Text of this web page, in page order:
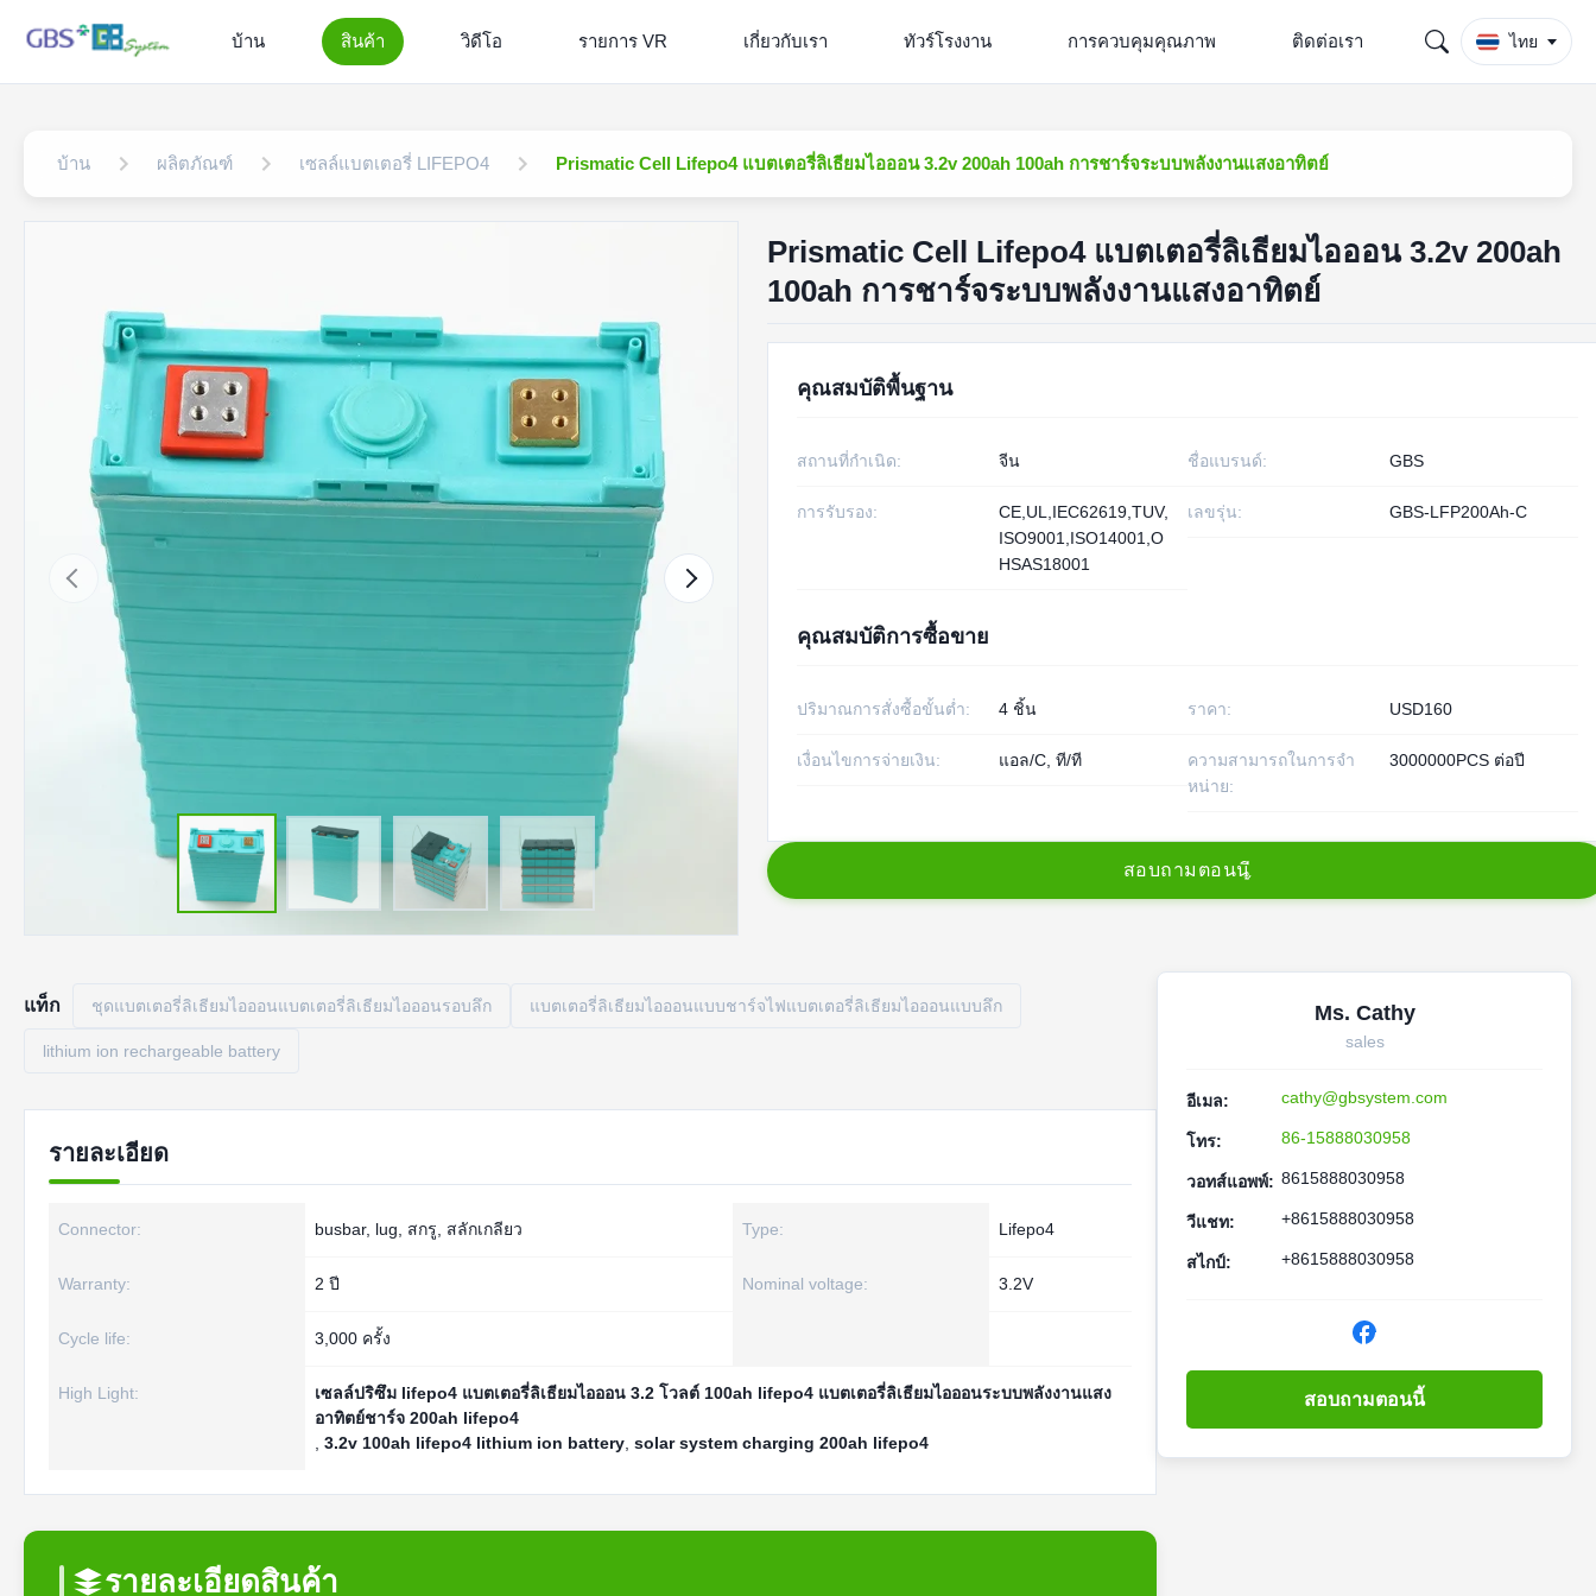
บ้าน สินค้า วิดีโอ รายการ VR เกี่ยวกับเรา ทัวร์โรงงาน การควบคุมคุณภาพ ติดต่อเรา ไทย
บ้าน ผลิตภัณฑ์ เซลล์แบตเตอรี่ LIFEPO4 Prismatic Cell Lifepo4 แบตเตอรี่ลิเธียมไอออน 3.2v 200ah 100ah การชาร์จระบบพลังงานแสงอาทิตย์
Prismatic Cell Lifepo4 แบตเตอรี่ลิเธียมไอออน 3.2v 200ah
100ah การชาร์จระบบพลังงานแสงอาทิตย์
คุณสมบัติพื้นฐาน
สถานที่กำเนิด: จีน ชื่อแบรนด์: GBS
การรับรอง:
CE,UL,IEC62619,TUV,
ISO9001,ISO14001,O
HSAS18001
เลขรุ่น: GBS-LFP200Ah-C
คุณสมบัติการซื้อขาย
ปริมาณการสั่งซื้อขั้นต่ำ: 4 ชิ้น ราคา: USD160
เงื่อนไขการจ่ายเงิน: แอล/C, ที/ที
ความสามารถในการจํา
หน่าย:
3000000PCS ต่อปี
สอบถาม ตอนน
แท็ก ชุดแบตเตอรี่ลิเธียมไอออนแบตเตอรี่ลิเธียมไอออนรอบลึก แบตเตอรี่ลิเธียมไอออนแบบชาร์จไฟแบตเตอรี่ลิเธียมไอออนแบบลึก
lithium ion rechargeable battery
รายละเอียด
Connector: busbar, lug, สกรู, สลักเกลียว Type: Lifepo4
Warranty: 2 ปี Nominal voltage: 3.2V
Cycle life: 3,000 ครั้ง
High Light:
เซลล์ปริซึม lifepo4 แบตเตอรี่ลิเธียมไอออน 3.2 โวลต์ 100ah lifepo4 แบตเตอรี่ลิเธียมไอออนระบบพลังงานแสง
อาทิตย์ชาร์จ 200ah lifepo4
3.2v 100ah lifepo4 lithium ion battery solar system charging 200ah lifepo4
รายละเอียดสินค้า
Ms. Cathy
sales
อีเมล: cathy@gbsystem.com
โทร: 86-15888030958
วอทส์แอพพ์: 8615888030958
วีแชท: +8615888030958
สไกป์: +8615888030958
สอบถามตอนนี้